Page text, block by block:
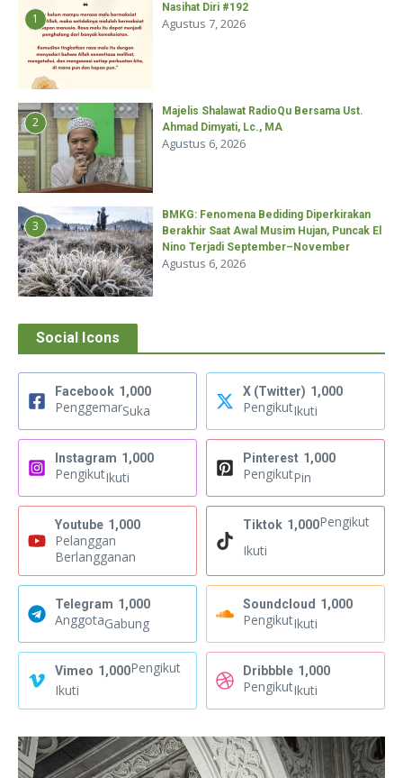
1
Nasihat Diri #192
Agustus 7, 2026
2
Majelis Shalawat RadioQu Bersama Ust.
Ahmad Dimyati, Lc., MA
Agustus 6, 2026
3
BMKG: Fenomena Bediding Diperkirakan
Berakhir Saat Awal Musim Hujan, Puncak El
Nino Terjadi September–November
Agustus 6, 2026
Social Icons
Facebook 1,000
PenggemarSuka
X (Twitter) 1,000
PengikutIkuti
Instagram 1,000
PengikutIkuti
Pinterest 1,000
PengikutPin
Youtube 1,000
Pelanggan
Berlangganan
Tiktok 1,000Pengikut
Ikuti
Telegram 1,000
AnggotaGabung
Soundcloud 1,000
PengikutIkuti
Vimeo 1,000Pengikut
Ikuti
Dribbble 1,000
PengikutIkuti